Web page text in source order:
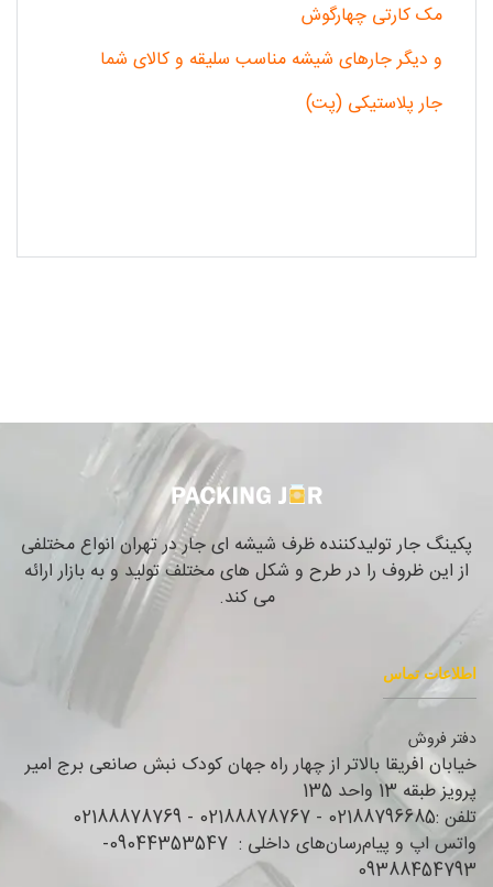
مک کارتی چهارگوش
و دیگر جارهای شیشه مناسب سلیقه و کالای شما
جار پلاستیکی (پت)
پکینگ جار تولیدکننده ظرف شیشه ای جار در تهران انواع مختلفی
از این ظروف را در طرح و شکل های مختلف تولید و به بازار ارائه
می کند.
اطلاعات تماس
دفتر فروش
خیابان افریقا بالاتر از چهار راه جهان کودک نبش صانعی برج امیر
پرویز طبقه 13 واحد 135
تلفن :02188796685 - 02188878767 - 02188878769
واتس اپ و پیام‌رسان‌های داخلی : 09044353547-
09388454793